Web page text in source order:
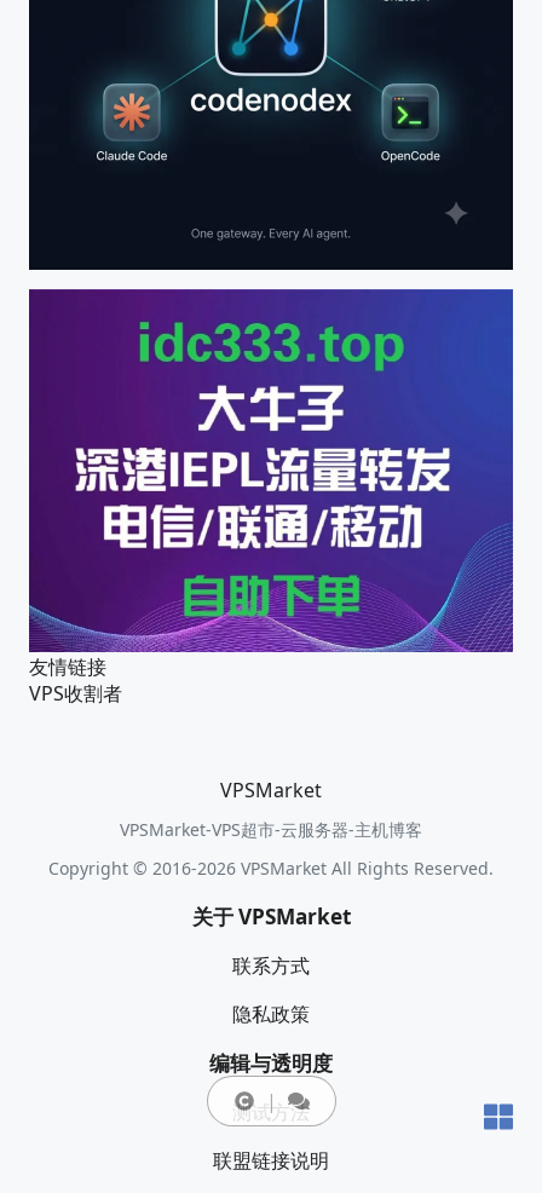
友情链接
VPS收割者
VPSMarket
VPSMarket-VPS超市-云服务器-主机博客
Copyright © 2016-2026 VPSMarket All Rights Reserved.
关于 VPSMarket
联系方式
隐私政策
编辑与透明度
测试方法
联盟链接说明